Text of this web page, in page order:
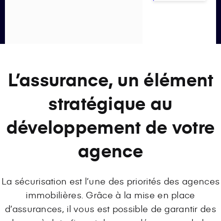
L’assurance, un élément
stratégique au
développement de votre
agence
La sécurisation est l’une des priorités des agences
immobilières. Grâce à la mise en place
d’assurances, il vous est possible de garantir des